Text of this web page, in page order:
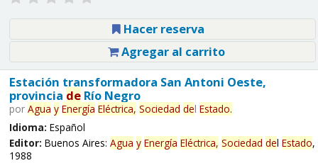
Hacer reserva
Agregar al carrito
Estación transformadora San Antoni Oeste,
provincia deRío Negro
por Agua y Energía Eléctrica, Sociedad del Estado.
Idioma: Español
Editor: Buenos Aires: Agua y Energía Eléctrica, Sociedad del Estado,
1988